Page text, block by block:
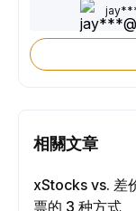
相關文章
xStocks vs. 差
票的 3 种方式